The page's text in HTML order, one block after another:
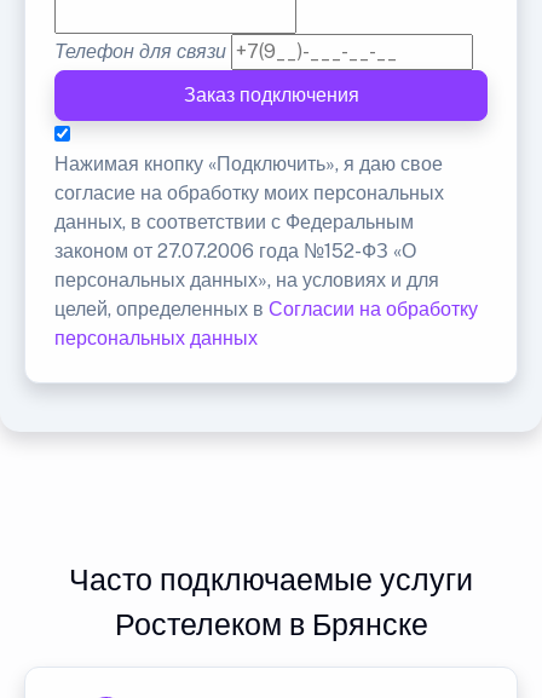
Телефон для связи
Заказ подключения
Нажимая кнопку «Подключить», я даю свое
согласие на обработку моих персональных
данных, в соответствии с Федеральным
законом от 27.07.2006 года №152-ФЗ «О
персональных данных», на условиях и для
целей, определенных в Согласии на обработку
персональных данных
Часто подключаемые услуги
Ростелеком в Брянске